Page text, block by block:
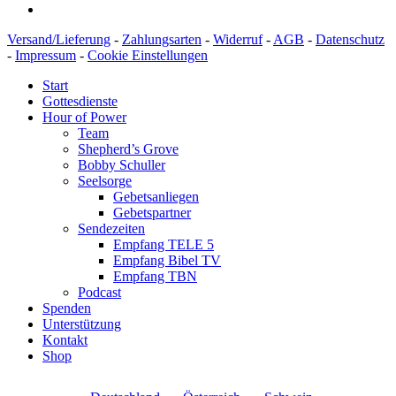
Versand/Lieferung - Zahlungsarten - Widerruf- AGB - Datenschutz
- Impressum - Cookie Einstellungen
Start
Gottesdienste
Hour of Power
Team
Shepherd’s Grove
Bobby Schuller
Seelsorge
Gebetsanliegen
Gebetspartner
Sendezeiten
Empfang TELE 5
Empfang Bibel TV
Empfang TBN
Podcast
Spenden
Unterstützung
Kontakt
Shop